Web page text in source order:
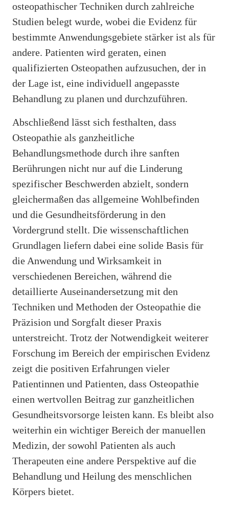
osteopathischer Techniken durch zahlreiche
Studien belegt wurde, wobei die Evidenz für
bestimmte Anwendungsgebiete stärker ist als für
andere. Patienten wird geraten, einen
qualifizierten Osteopathen aufzusuchen, der in
der Lage ist, eine individuell angepasste
Behandlung zu planen und durchzuführen.
Abschließend lässt sich festhalten, dass
Osteopathie als ganzheitliche
Behandlungsmethode durch ihre sanften
Berührungen nicht nur auf die Linderung
spezifischer Beschwerden abzielt, sondern
gleichermaßen das allgemeine Wohlbefinden
und die Gesundheitsförderung in den
Vordergrund stellt. Die wissenschaftlichen
Grundlagen liefern dabei eine solide Basis für
die Anwendung und Wirksamkeit in
verschiedenen Bereichen, während die
detaillierte Auseinandersetzung mit den
Techniken und Methoden der Osteopathie die
Präzision und Sorgfalt dieser Praxis
unterstreicht. Trotz der Notwendigkeit weiterer
Forschung im Bereich der empirischen Evidenz
zeigt die positiven Erfahrungen vieler
Patientinnen und Patienten, dass Osteopathie
einen wertvollen Beitrag zur ganzheitlichen
Gesundheitsvorsorge leisten kann. Es bleibt also
weiterhin ein wichtiger Bereich der manuellen
Medizin, der sowohl Patienten als auch
Therapeuten eine andere Perspektive auf die
Behandlung und Heilung des menschlichen
Körpers bietet.